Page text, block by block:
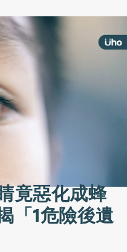
竟惡化成蜂
「1危險後遺